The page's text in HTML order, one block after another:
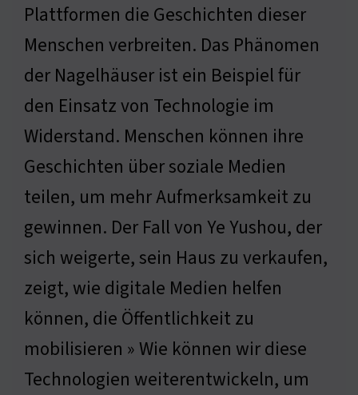
Plattformen die Geschichten dieser
Menschen verbreiten. Das Phänomen
der Nagelhäuser ist ein Beispiel für
den Einsatz von Technologie im
Widerstand. Menschen können ihre
Geschichten über soziale Medien
teilen, um mehr Aufmerksamkeit zu
gewinnen. Der Fall von Ye Yushou, der
sich weigerte, sein Haus zu verkaufen,
zeigt, wie digitale Medien helfen
können, die Öffentlichkeit zu
mobilisieren » Wie können wir diese
Technologien weiterentwickeln, um